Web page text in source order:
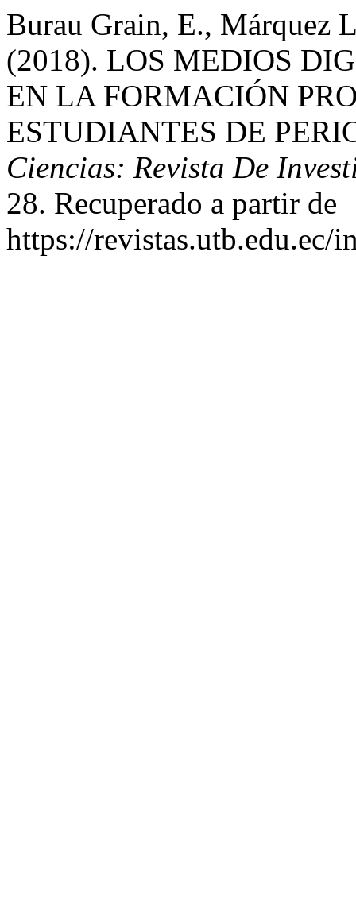
Burau Grain, E., Márquez
(2018). LOS MEDIOS
EN LA FORMACIÓN
ESTUDIANTES DE
Ciencias: Revista De
28. Recuperado a partir de
https://revistas.utb.edu.ec/